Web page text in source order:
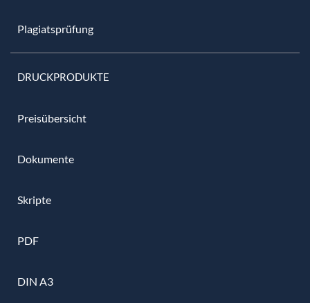
Plagiatsprüfung
DRUCKPRODUKTE
Preisübersicht
Dokumente
Skripte
PDF
DIN A3